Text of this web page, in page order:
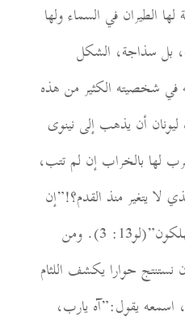
الطيران في السماء ولها
بل سذاجة، الشكل
في شخصيته الكثير من هذه
أن يذهب إلى نينوى
لها بالخراب إن لم تتب،
لا يتغير منذ القدم؟!”إن
لم تتوبوا فجميعكم كذلك تهلكون”(لو13: 3). ومن
نستنتج حوارا يكشف اللثام
يقول:”آه يارب،